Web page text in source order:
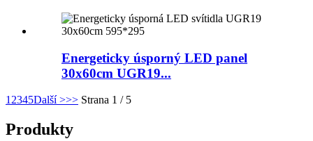
Energeticky úsporný LED panel
30x60cm UGR19...
12345Další >>> Strana 1 / 5
Produkty